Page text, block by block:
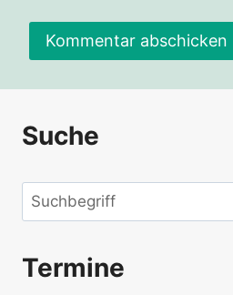
Suche
Suchen
Termine